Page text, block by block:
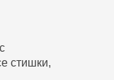
стишки,